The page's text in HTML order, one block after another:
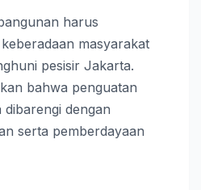
harus
masyarakat
pesisir Jakarta.
bahwa penguatan
dibarengi dengan
serta pemberdayaan